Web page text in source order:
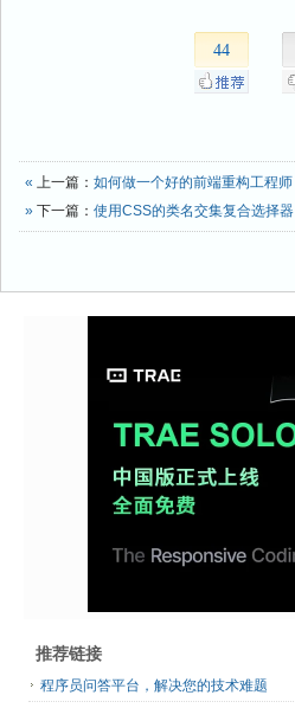
44
« 上一篇： 如何做一个好的前端重构工程师
» 下一篇： 使用CSS的类名交集复合选择器
推荐链接
程序员问答平台，解决您的技术难题